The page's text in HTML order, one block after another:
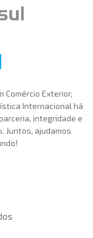
Comércio Exterior,
Internacional há
integridade e
Juntos, ajudamos